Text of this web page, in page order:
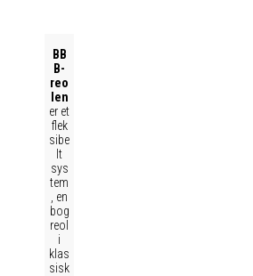
BB
B-
reo
len
er et
flek
sibe
lt
sys
tem
, en
bog
reol
i
klas
sisk